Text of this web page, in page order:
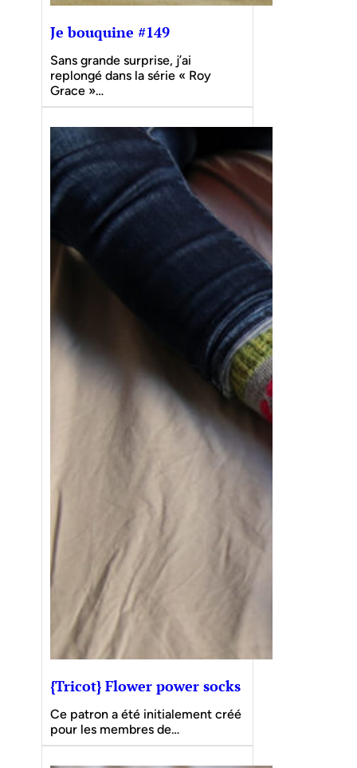
Je bouquine #149
Sans grande surprise, j’ai
replongé dans la série « Roy
Grace »…
{Tricot} Flower power socks
Ce patron a été initialement créé
pour les membres de…